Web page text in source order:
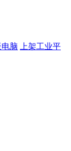
脑
上架工业平